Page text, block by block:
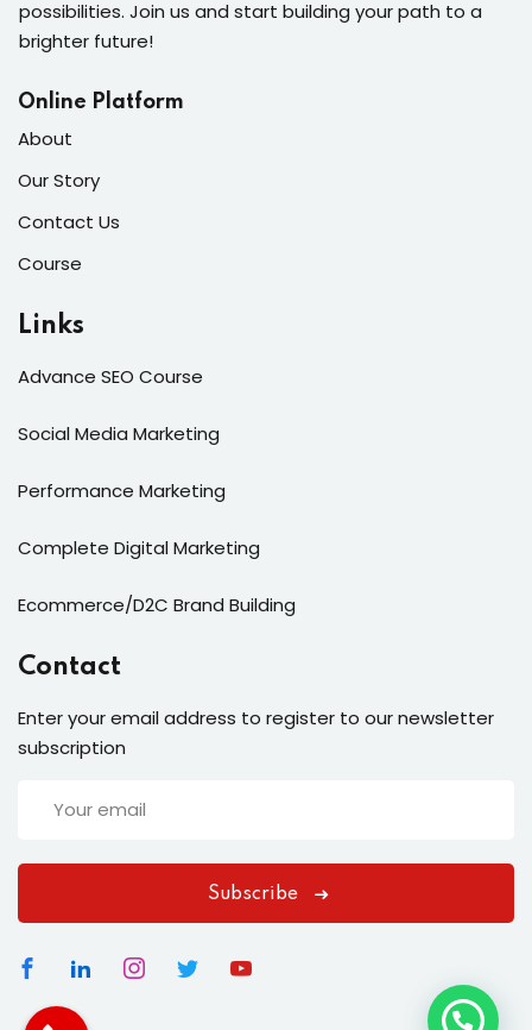
possibilities. Join us and start building your path to a
brighter future!
Online Platform
About
Our Story
Contact Us
Course
Links
Advance SEO Course
Social Media Marketing
Performance Marketing
Complete Digital Marketing
Ecommerce/D2C Brand Building
Contact
Enter your email address to register to our newsletter
subscription
Subscribe